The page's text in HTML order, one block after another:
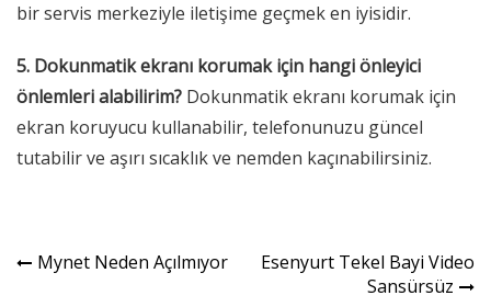
bir servis merkeziyle iletişime geçmek en iyisidir.
5. Dokunmatik ekranı korumak için hangi önleyici
önlemleri alabilirim? Dokunmatik ekranı korumak için
ekran koruyucu kullanabilir, telefonunuzu güncel
tutabilir ve aşırı sıcaklık ve nemden kaçınabilirsiniz.
Yazı
Mynet Neden Açılmıyor
Esenyurt Tekel Bayi Video
Sansürsüz